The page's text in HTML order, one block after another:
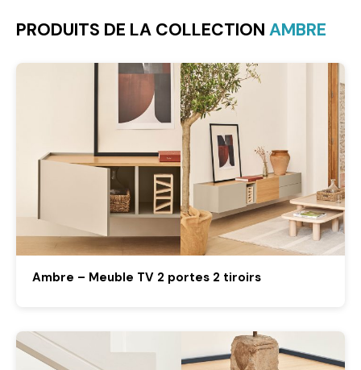
PRODUITS DE LA COLLECTION AMBRE
Ambre – Meuble TV 2 portes 2 tiroirs